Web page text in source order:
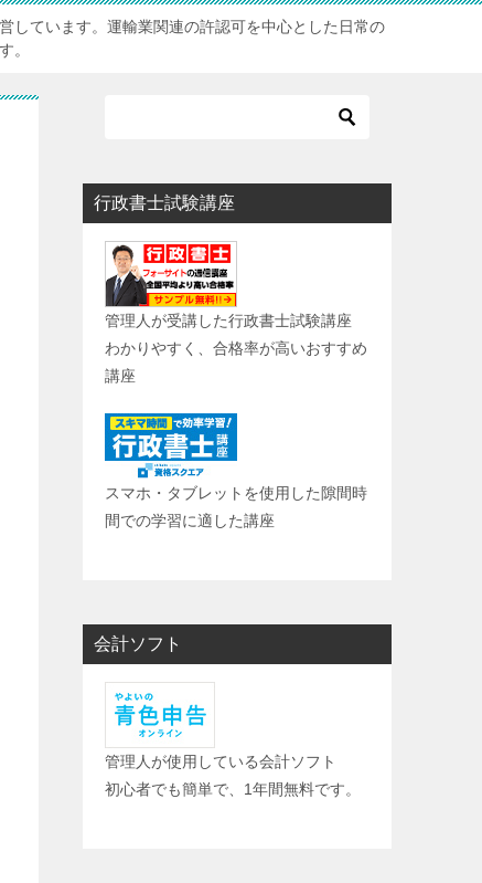
しています。運輸業関連の許認可を中心とした日常の
。
行政書士試験講座
管理人が受講した行政書士試験講座
わかりやすく、合格率が高いおすすめ
講座
スマホ・タブレットを使用した隙間時
間での学習に適した講座
会計ソフト
管理人が使用している会計ソフト
初心者でも簡単で、1年間無料です。